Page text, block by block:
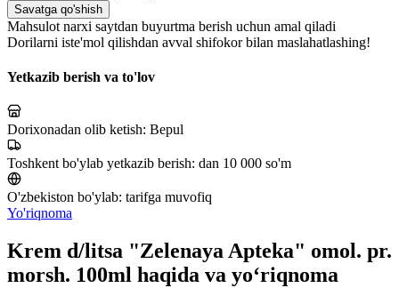
Savatga qo'shish
Mahsulot narxi saytdan buyurtma berish uchun amal qiladi
Dorilarni iste'mol qilishdan avval shifokor bilan maslahatlashing!
Yetkazib berish va to'lov
Dorixonadan olib ketish: Bepul
Toshkent bo'ylab yetkazib berish: dan 10 000 so'm
O'zbekiston bo'ylab: tarifga muvofiq
Yo'riqnoma
Krem d/litsa "Zelenaya Apteka" omol. pr.
morsh. 100ml haqida va yo‘riqnoma